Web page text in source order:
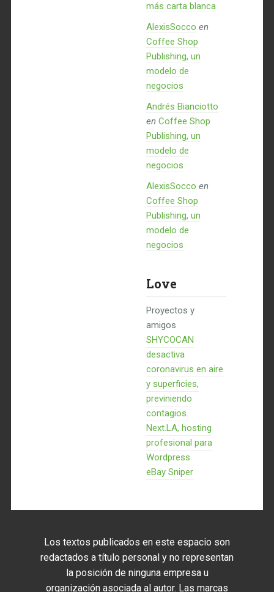
más carta blanca
AlexisSocco en
Coffee Shop
Publishing, un
modelo de
negocios
Andrés Bianciotto
en Coffee Shop
Publishing, un
modelo de
negocios
AlexisSocco en
Coffee Shop
Publishing, un
modelo de
negocios
Love
Proyectos y
amigos
SHYCOCAN
desactiva
coronavirus en aire
y superficies,
previniendo
contagios.
Next.LA, hosting
profesional para
Wordpress
eBay Sniper
Los textos publicados en este espacio son
redactados a título personal y no representan
la posición de ninguna empresa u
organización asociada al autor. Las marcas